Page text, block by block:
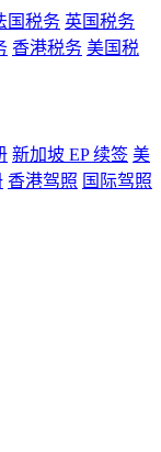
国税务 英国税务
香港税务 美国税
新加坡 EP 续签 美
香港驾照 国际驾照